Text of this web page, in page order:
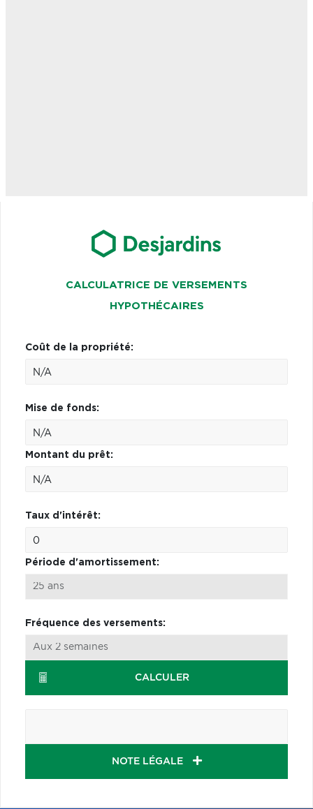
CALCULATRICE DE VERSEMENTS
HYPOTHÉCAIRES
Coût de la propriété:
Mise de fonds:
Montant du prêt:
Taux d'intérêt:
Période d'amortissement:
Fréquence des versements:
CALCULER
NOTE LÉGALE